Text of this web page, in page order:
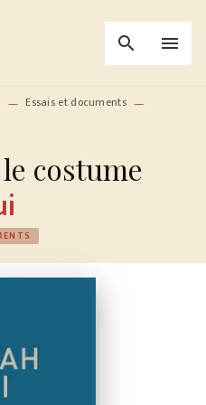
search menu
— Essais et documents —
costume